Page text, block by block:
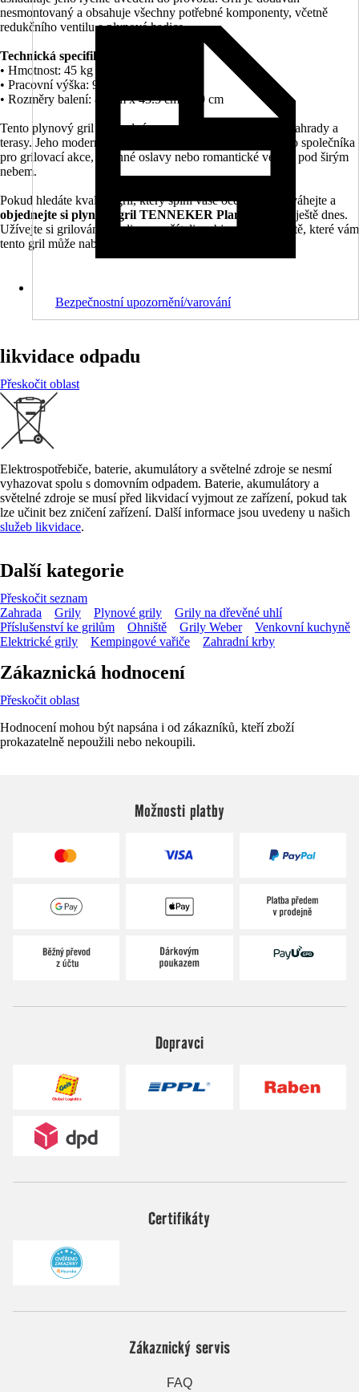
nesmontovaný a obsahuje všechny potřebné komponenty, včetně
redukčního ventilu a plynové hadice.
Technická specifikace:
• Hmotnost: 45 kg
• Pracovní výška: 91.44 cm
• Rozměry balení: 83 cm x 43.5 cm x 69 cm
Tento plynový gril je vhodný pro exteriér a je ideální pro zahrady a
terasy. Jeho moderní design a funkčnost z něj činí skvělého společníka
pro grilovací akce, rodinné oslavy nebo romantické večeře pod širým
nebem.
Pokud hledáte kvalitní gril, který splní vaše očekávání, neváhejte a
objednejte si plynový gril TENNEKER Plandor TG-3
ještě dnes.
Užívejte si grilování s rodinou a přáteli a objevte nové chutě, které vám
tento gril může nabídnout.
Bezpečnostní upozornění/varování
likvidace odpadu
Přeskočit oblast
Elektrospotřebiče, baterie, akumulátory a světelné zdroje se nesmí
vyhazovat spolu s domovním odpadem. Baterie, akumulátory a
světelné zdroje se musí před likvidací vyjmout ze zařízení, pokud tak
lze učinit bez zničení zařízení. Další informace jsou uvedeny u našich
služeb likvidace.
Další kategorie
Přeskočit seznam
Zahrada
Grily Plynové grily
Grily na dřevěné uhlí
Příslušenství ke grilům
Ohniště Grily Weber
Venkovní kuchyně
Elektrické grily
Kempingové vařiče Zahradní krby
Zákaznická hodnocení
Přeskočit oblast
Hodnocení mohou být napsána i od zákazníků, kteří zboží
prokazatelně nepoužili nebo nekoupili.
Možnosti platby
Dopravci
Certifikáty
Zákaznický servis
FAQ